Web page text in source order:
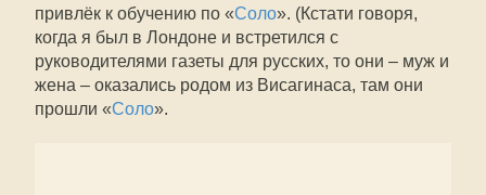
привлёк к обучению по «Соло». (Кстати говоря,
когда я был в Лондоне и встретился с
руководителями газеты для русских, то они – муж и
жена – оказались родом из Висагинаса, там они
прошли «Соло».